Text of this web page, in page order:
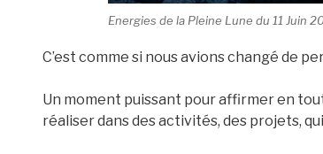
Energies de la Pleine Lune du 11 Juin
C’est comme si nous avions changé de
Un moment puissant pour affirmer en
réaliser dans des activités, des projets,